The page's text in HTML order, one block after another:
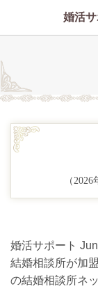
婚活
（
婚活サポート
結婚相談所が加
の結婚相談所ネ